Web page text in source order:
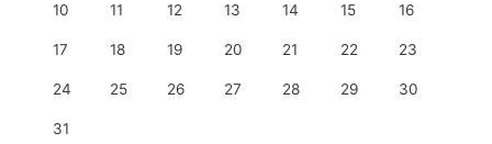
10 11 12 13 14 15 16
17 18 19 20 21 22 23
24 25 26 27 28 29 30
31